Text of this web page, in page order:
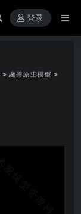
登录
> 魔兽原生模型 >